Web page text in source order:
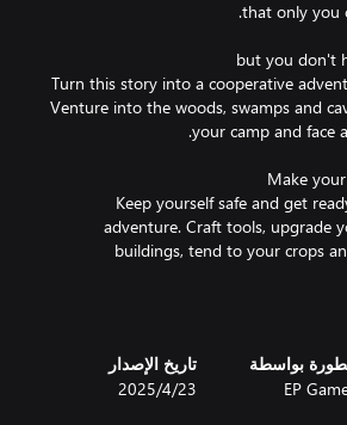
Turn this story into a cooperative
Venture into the woods, swamps and
Keep yourself safe and get
adventure. Craft tools, upgrade
buildings, tend to your crops
Help and learn from the customs of
بواسطة
EP
تاريخ الإصدار
23‏/4‏/2025